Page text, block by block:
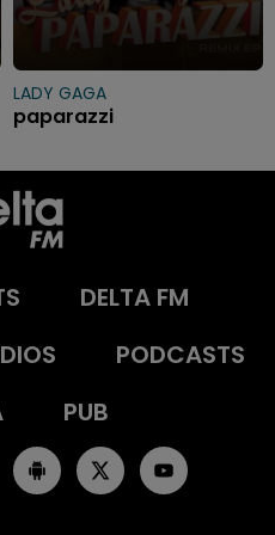
LADY GAGA
paparazzi
DELTA FM
PODCASTS
PUB